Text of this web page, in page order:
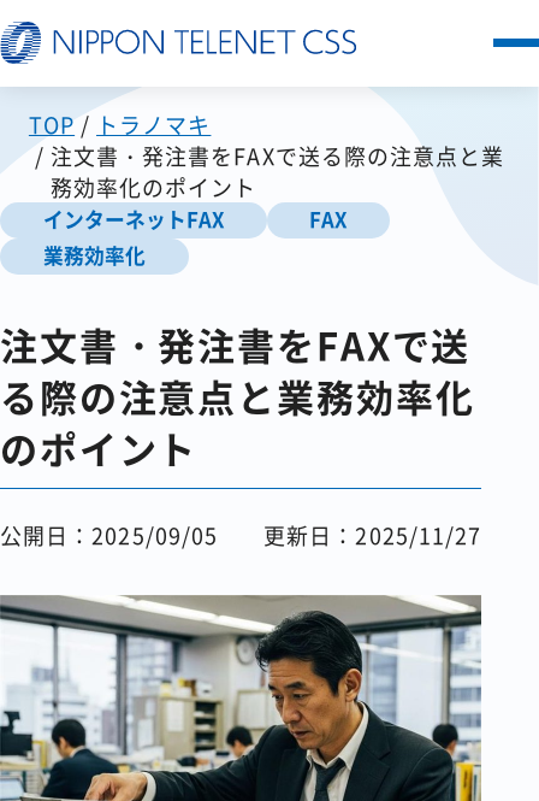
サービス一覧
日本テレネットの強み
お客様の声
セミナー
FAQ
会社情報
資料請求 お問い合わせ
TOP
トラノマキ
注文書・発注書をFAXで送る際の注意点と業
務効率化のポイント
インターネットFAX
FAX
業務効率化
注文書・発注書をFAXで送
る際の注意点と業務効率化
のポイント
公開日：2025/09/05 更新日：2025/11/27